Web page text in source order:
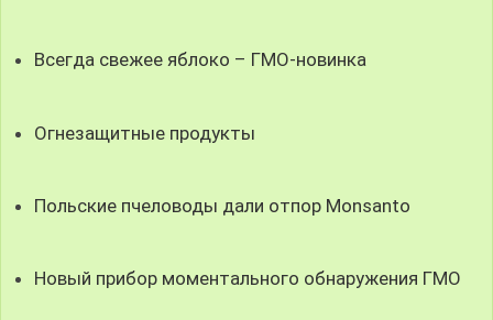
Всегда свежее яблоко – ГМО-новинка
Огнезащитные продукты
Польские пчеловоды дали отпор Monsanto
Новый прибор моментального обнаружения ГМО